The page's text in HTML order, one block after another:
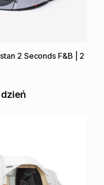
stan 2 Seconds F&B
2
dzień